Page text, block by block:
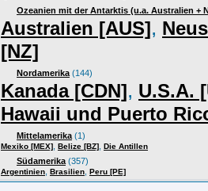
Ozeanien mit der Antarktis (u.a. Australien +
Australien [AUS],
[NZ]
Nordamerika (144)
Kanada [CDN], U.S.A.
Hawaii und Puerto
Mittelamerika (1)
Mexiko [MEX] Belize [BZ] Die Antillen
Südamerika (357)
Argentinien Brasilien Peru [PE]